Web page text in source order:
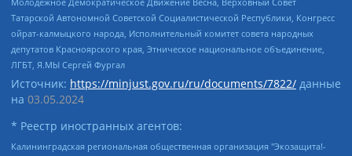
Татарской Автономной Советской Социалистической Республики, Конгресс
ойрат-калмыцкого народа, Исполнительный комитет совета народных
депутатов Красноярского края, Этническое национальное объединение,
ЛГБТ, Я.МЫ Сергей Фургал
Источник: https://minjust.gov.ru/ru/documents/7822/ данные
на 03.05.2024
* Реестр иностранных агентов:
Калининградская региональная общественная организация "Экозащита!-Женсовет", Фонд содействия защите прав и свобод граждан "Общественный вердикт", Фонд "Институт Развития Свободы Информации", Частное учреждение "Информационное агентство МЕМО. РУ", Региональная общественная организация "Общественная комиссия по сохранению наследия академика Сахарова", Фонд поддержки свободы прессы, Санкт-Петербургская общественная правозащитная организация "Гражданский контроль", Межрегиональная общественная организация "Информационно-просветительский центр "Мемориал", Региональный Фонд "Центр Защиты Прав Средств Массовой Информации", с 05.12.2023 Фонд "Центр Защиты Прав Средств массовой информации", Региональная общественная благотворительная организация помощи беженцам и мигрантам "Гражданское содействие", Негосударственное образовательное учреждение дополнительного профессионального образования (повышение квалификации) специалистов "АКАДЕМИЯ ПО ПРАВАМ ЧЕЛОВЕКА", Свердловская региональная общественная организация "Сутяжник", Автономная некоммерческая организация "Центр независимых социологических исследований", Союз общественных объединений "Российский исследовательский центр по правам человека", Региональное общественное учреждение научно-информационный центр "МЕМОРИАЛ", Некоммерческая организация "Фонд защиты гласности", Автономная некоммерческая организация "Институт прав человека", Городская общественная организация "Екатеринбургское общество "МЕМОРИАЛ", Городская общественная организация "Рязанское историко-просветительское и правозащитное общество "Мемориал" (Рязанский Мемориал), Челябинский региональный орган общественной самодеятельности – женское общественное объединение "Женщины Евразии", Челябинский региональный орган общественной самодеятельности "Уральская правозащитная группа", Фонд содействия защите здоровья и социальной справедливости имени Андрея Рылькова, Автономная Некоммерческая Организация "Аналитический Центр Юрия Левады", Автономная некоммерческая организация социальной поддержки населения "Проект Апрель", Региональная общественная организация помощи женщинам и детям, находящимся в кризисной ситуации "Информационно-методический центр "Анна", Фонд содействия развитию массовых коммуникаций и правовому просвещению "Так-так-Так", Фонд содействия устойчивому развитию "Серебряная тайга", Свердловский региональный общественный фонд социальных проектов "Новое время", "Idel.Реалии", Кавказ.Реалии, Крым.Реалии, Телеканал Настоящее Время, Татаро-башкирская служба Радио Свобода (Azatliq Radiosi), Радио Свободная Европа/Радио Свобода (PCE/PC), "Сибирь.Реалии", "Фактограф", Благотворительный фонд помощи осужденным и их семьям, Автономная некоммерческая организация "Институт глобализации и социальных движений", Фонд "В защиту прав заключенных", Частное учреждение "Центр поддержки и содействия развитию средств массовой информации", Пензенский региональный общественный благотворительный фонд "Гражданский союз", "Север.Реалии", Некоммерческая организация Фонд "Правовая инициатива", Общество с ограниченной ответственностью "Радио Свободная Европа/Радио Свобода", Чешское информационное агентство "MEDIUM-ORIENT", Красноярская региональная общественная организация "Мы против СПИДа", Камалягин Денис Николаевич, Маркелов Сергей Евгеньевич, Пономарев Лев Александрович, Савицкая Людмила Алексеевна, Автономная некоммерческая организация "Центр по работе с проблемой насилия "НАСИЛИЮ.НЕТ", Межрегиональный профессиональный союз работников здравоохранения "Альянс врачей", Юридическое лицо, зарегистрированное в Латвийской Республике, SIA "Medusa Project" (регистрационный номер 40103797863, дата регистрации 10.06.2014), Некоммерческая организация "Фонд по борьбе с коррупцией", Автономная некоммерческая организация "Институт права и публичной политики", Баданин Роман Сергеевич, Гликин Максим Александрович, Железнова Мария Михайловна, Лукьянова Юлия Сергеевна, Маетная Елизавета Витальевна, Маняхин Петр Борисович, Чуракова Ольга Владимировна, Ярош Юлия Петровна, Юридическое лицо "The Insider SIA", зарегистрированное в Риге, Латвийская Республика (дата регистрации 26.06.2015), являющееся администратором доменного имени интернет-издания "The Insider SIA", https://theins.ru, Постернак Алексей Евгеньевич, Рубин Михаил Аркадьевич, Анин Роман Александрович, Юридическое лицо Istories fonds, зарегистрированное в Латвийской Республике (регистрационный номер 50008295751, дата регистрации 24.02.2020), Великовский Дмитрий Александрович, Долинина Ирина Николаевна, Мароховская Алеся Алексеевна, Шлейнов Роман Юрьевич, Шмагун Олеся Валентиновна, Общество с ограниченной ответственностью "Альтаир 2021", Общество с ограниченной ответственностью "Вега 2021", Общество с ограниченной ответственностью "Главный редактор 2021", Общество с ограниченной ответственностью "Ромашки монолит", Важенков Артем Валерьевич, Ивановская областная общественная организация "Центр гендерных исследований", Гурман Юрий Альбертович, Медиапроект "ОВД-Инфо", Егоров Владимир Владимирович, Жилинский Владимир Александрович, Общество с ограниченной ответственностью "ЗП", Иванова София Юрьевна, Карезина Инна Павловна, Кильтау Екатерина Викторовна, Петров Алексей Викторович, Пискунов Сергей Евгеньевич, Смирнов Сергей Сергеевич, Тихонов Михаил Сергеевич, Общество с ограниченной ответственностью "ЖУРНАЛИСТ-ИНОСТРАННЫЙ АГЕНТ", Арапова Галина Юрьевна, Вольтская Татьяна Анатольевна, Американская компания "Mason G.E.S. Anonymous Foundation" (США), являющаяся владельцем интернет-издания https://mnews.world/, Компания "Stichting Bellingcat", зарегистрированная в Нидерландах (дата регистрации 11.07.2018), Захаров Андрей Вячеславович, Клепиковская Екатерина Дмитриевна, Общество с ограниченной ответственностью "МЕМО", Перл Роман Александрович, Симонов Евгений Алексеевич, Соловьева Елена Анатольевна, Сотников Даниил Владимирович, Сурначева Елизавета Дмитриевна, Автономная некоммерческая организация по защите прав человека и информированию населения "Якутия – Наше Мнение", Общество с ограниченной ответственностью "Москоу диджитал медиа", с 26.01.2023 Общество с ограниченной ответственностью "Чайка Белые сады", Ветошкина Валерия Валерьевна, Заговора Максим Александрович, Межрегиональное общественное движение "Российская ЛГБТ - сеть", Оленичев Максим Владимирович, Павлов Иван Юрьевич, Скворцова Елена Сергеевна, Общество с ограниченной ответственностью "Как бы инагент", Кочетков Игорь Викторович, Общество с ограниченной ответственностью "Честные выборы", Еланчик Олег Александрович, Общество с ограниченной ответственностью "Нобелевский призыв", Гималова Регина Эмилевна, Григорьев Андрей Валерьевич, Григорьева Алина Александровна, Ассоциация по содействию защите прав призывников, альтернативнослужащих и военнослужащих "Правозащитная группа "Гражданин.Армия.Право", Хисамова Регина Фаритовна, Автономная некоммерческая организация по реализации социально-правовых программ "Лилит", Дальневосточное общественное движение "Маяк", Санкт-Петербургская ЛГБТ-инициативная группа "Выход", Инициативная группа ЛГБТ+ "Реверс", Алексеев Андрей Викторович, Бекбулатова Таисия Львовна, Беляев Иван Михайлович, Владыкина Елена Сергеевна, Гельман Марат Александрович, Никульшина Вероника Юрьевна, Толоконникова Надежда Андреевна, Шендерович Виктор Анатольевич, Общество с ограниченной ответственностью "Данное сообщение", Общество с ограниченной ответственностью Издательский дом "Новая глава", Айнбиндер Александра Александровна, Московский комьюнити-центр для ЛГБТ+инициатив, Благотворительный фонд развития филантропии, Deutsche Welle (Германия, Kurt-Schumacher-Strasse 3, 53113 Bonn), Борзунова Мария Михайловна, Воробьев Виктор Викторович, Голубева Анна Львовна, Константинова Алла Михайловна, Малкова Ирина Владимировна, Мурадов Мурад Абдулгалимович, Осетинская Елизавета Николаевна, Понасенков Евгений Николаевич, Ганапольский Матвей Юрьевич, Киселев Евгений Алексеевич, Борухович Ирина Григорьевна, Дремин Иван Тимофеевич, Дубровский Дмитрий Викторович, Красноярская региональная общественная организация поддержки и развития альтернативных образовательных технологий и межкультурных коммуникаций "ИНТЕРРА", Маяковская Екатерина Алексеевна, Фейгин Марк Захарович, Филимонов Андрей Викторович, Дзугкоева Регина Николаевна, Доброхотов Роман Александрович, Дудь Юрий Александрович, Елкин Сергей Владимирович, Кругликов Кирилл Игоревич, Сабунаева Мария Леонидовна, Семенов Алексей Владимирович, Шаинян Карен Багратович, Шульман Екатерина Михайловна, Асафьев Артур Валерьевич, Вахштайн Виктор Семенович, Венедиктов Алексей Алексеевич, Лушникова Екатерина Евгеньевна, Волков Леонид Михайлович, Невзоров Александр Глебович, Пархоменко Сергей Борисович, Сироткин Ярослав Николаевич, Кара-Мурза Владимир Владимирович, Баранова Наталья Владимировна, Гозман Леонид Яковлевич, Кагарлицкий Борис Юльевич, Климарев Михаил Валерьевич, Милов Владимир Станиславович, Автономная некоммерческая организация Краснодарский центр современного искусства "Типография", Моргенштерн Алишер Тагирович, Соболь Любовь Эдуардовна, Общество с ограниченной ответственностью "ЛИЗА НОРМ", Каспаров Гарри Кимович, Ходорковский Михаил Борисович, Общество с ограниченной ответственностью "Апрельские тезисы", Данилович Ирина Брониславовна, Кашин Олег Владимирович, Петров Николай Владимирович, Пивоваров Алексей Владимирович, Соколов Михаил Владимирович, Цветкова Юлия Владимировна, Чичваркин Евгений Александрович, Комитет против пыток/Команда против пыток, Общество с ограниченной ответственностью "Первый научный", Общество с ограниченной ответственностью "Вертолет и ко", Белоцерковская Вероника Борисовна, Кац Максим Евгеньевич, Лазарева Татьяна Юрьевна, Шаведдинов Руслан Табризович, Яшин Илья Валерьевич, Общество с ограниченной ответственностью "Иноагент ААВ", Алешковский Дмитрий Петрович, Альбац Евгения Марковна, Быков Дмитрий Львович, Галямина Юлия Евгеньевна, Лойко Сергей Леонидович, Мартынов Кирилл Константинович, Медведев Сергей Александрович, Крашенинников Федор Геннадиевич, Гордеева Катерина Вл